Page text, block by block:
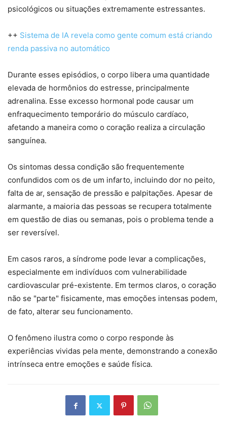
psicológicos ou situações extremamente estressantes.
++ Sistema de IA revela como gente comum está criando
renda passiva no automático
Durante esses episódios, o corpo libera uma quantidade
elevada de hormônios do estresse, principalmente
adrenalina. Esse excesso hormonal pode causar um
enfraquecimento temporário do músculo cardíaco,
afetando a maneira como o coração realiza a circulação
sanguínea.
Os sintomas dessa condição são frequentemente
confundidos com os de um infarto, incluindo dor no peito,
falta de ar, sensação de pressão e palpitações. Apesar de
alarmante, a maioria das pessoas se recupera totalmente
em questão de dias ou semanas, pois o problema tende a
ser reversível.
Em casos raros, a síndrome pode levar a complicações,
especialmente em indivíduos com vulnerabilidade
cardiovascular pré-existente. Em termos claros, o coração
não se "parte" fisicamente, mas emoções intensas podem,
de fato, alterar seu funcionamento.
O fenômeno ilustra como o corpo responde às
experiências vividas pela mente, demonstrando a conexão
intrínseca entre emoções e saúde física.